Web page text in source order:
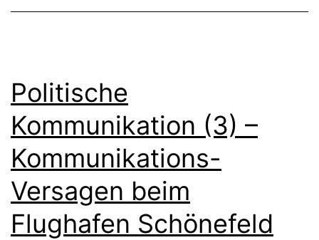
Politische
Kommunikation (3) –
Kommunikations-
Versagen beim
Flughafen Schönefeld